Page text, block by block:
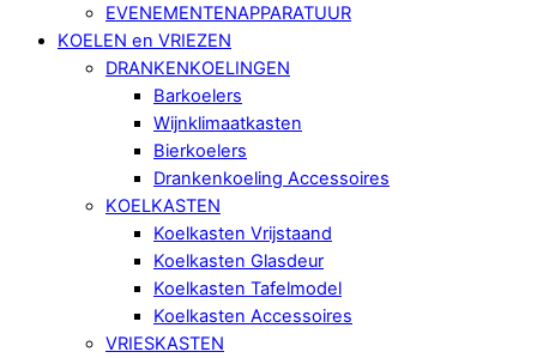
EVENEMENTENAPPARATUUR
KOELEN en VRIEZEN
DRANKENKOELINGEN
Barkoelers
Wijnklimaatkasten
Bierkoelers
Drankenkoeling Accessoires
KOELKASTEN
Koelkasten Vrijstaand
Koelkasten Glasdeur
Koelkasten Tafelmodel
Koelkasten Accessoires
VRIESKASTEN